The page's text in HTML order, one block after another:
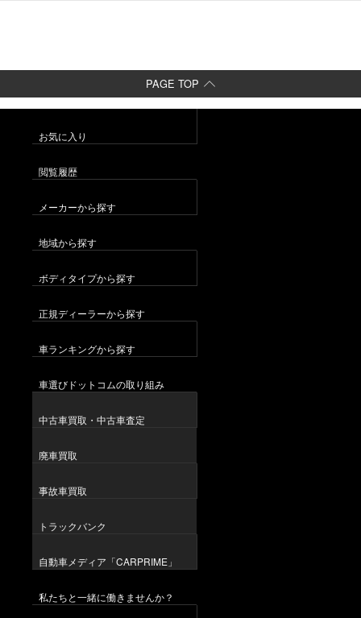
PAGE TOP
お気に入り
閲覧履歴
メーカーから探す
地域から探す
ボディタイプから探す
正規ディーラーから探す
車ランキングから探す
車選びドットコムの取り組み
中古車買取・中古車査定
廃車買取
事故車買取
トラックバンク
自動車メディア「CARPRIME」
私たちと一緒に働きませんか？